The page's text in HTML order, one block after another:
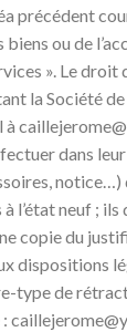
précédent
ou de
». Le
la Société
à
dans
notice…)
l’état neuf ;
copie du
dispositions
type de